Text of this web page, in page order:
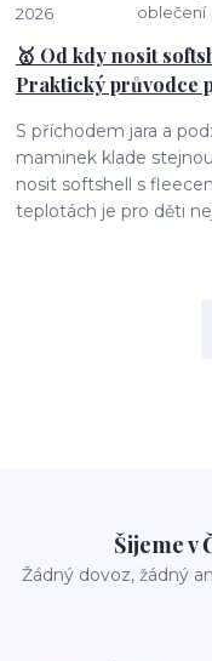
2026
oblečení
🥇 Od kdy nosit
Praktický průvodce
S příchodem jara a
maminek klade
nosit softshell s
teplotách je pro děti
Šijeme v
Žádný dovoz, žádný